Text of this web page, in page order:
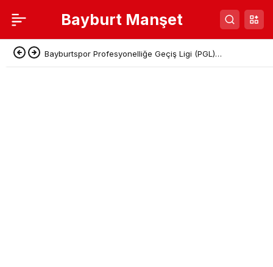
Bayburt Manşet
Bayburtspor Profesyonelliğe Geçiş Ligi (PGL)